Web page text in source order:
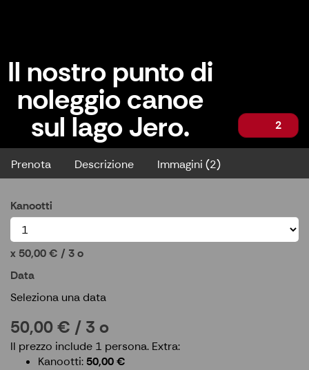
Il nostro punto di
noleggio canoe
sul lago Jero. 2Il nostro punto di noleggio canoe sul lago Jero.
Prenota Descrizione Immagini (2)
Kanootti
50,00 € / 3 o
Data
Seleziona una data
50,00 € / 3 o
Il prezzo include 1 persona. Extra:
Kanootti 50,00 €